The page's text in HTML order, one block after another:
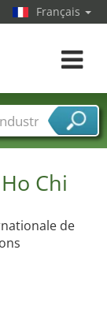
Chi
de
Français
Toggle
de foire